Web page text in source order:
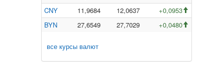
CNY
11,9684 12,0637
+0,0953
BYN
27,6549 27,7029 +0,0480
все курсы валют